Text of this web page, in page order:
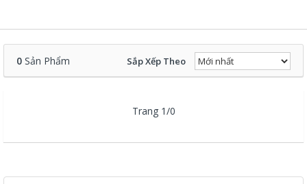
0 Sản Phẩm Sắp Xếp Theo
Trang 1/0